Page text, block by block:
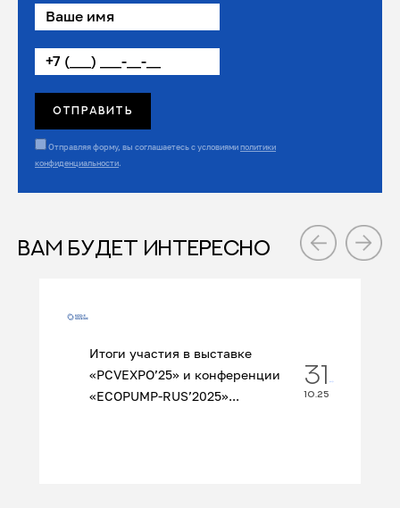
Отправляя форму, вы соглашаетесь с условиямиполитики
конфиденциальности.
ВАМ БУДЕТ ИНТЕРЕСНО
Итоги участия в выставке
«PCVEXPO’25» и конференции
«ECOPUMP‑RUS’2025»...
31
10.25